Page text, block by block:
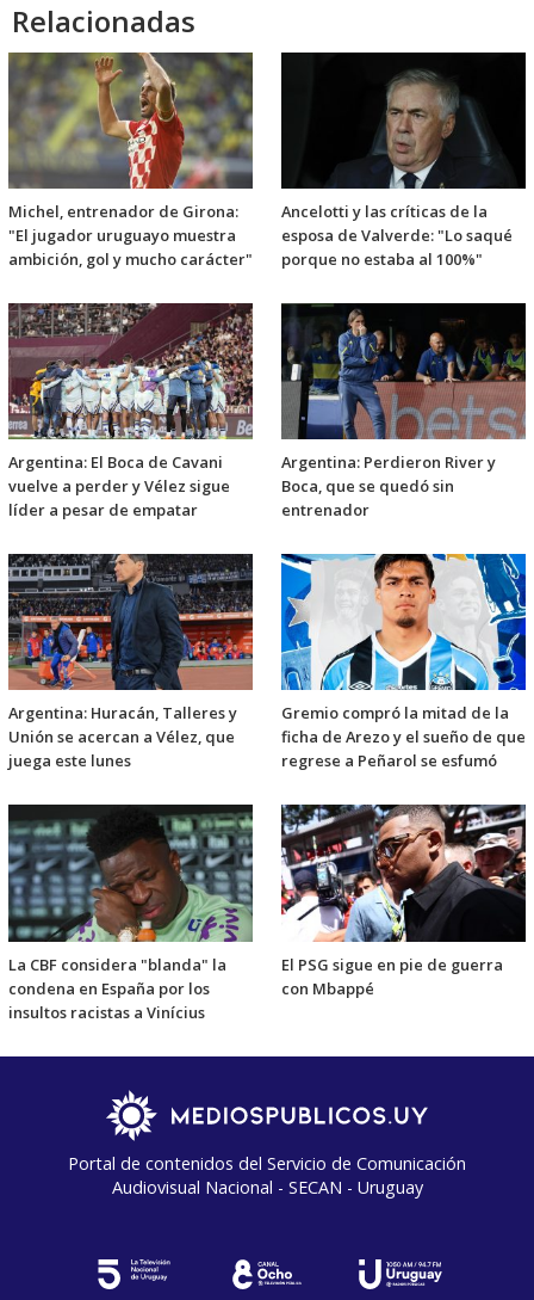
Relacionadas
Michel, entrenador de Girona:
"El jugador uruguayo muestra
ambición, gol y mucho carácter"
Ancelotti y las críticas de la
esposa de Valverde: "Lo saqué
porque no estaba al 100%"
Argentina: El Boca de Cavani
vuelve a perder y Vélez sigue
líder a pesar de empatar
Argentina: Perdieron River y
Boca, que se quedó sin
entrenador
Argentina: Huracán, Talleres y
Unión se acercan a Vélez, que
juega este lunes
Gremio compró la mitad de la
ficha de Arezo y el sueño de que
regrese a Peñarol se esfumó
La CBF considera "blanda" la
condena en España por los
insultos racistas a Vinícius
El PSG sigue en pie de guerra
con Mbappé
Portal de contenidos del Servicio de Comunicación
Audiovisual Nacional - SECAN - Uruguay